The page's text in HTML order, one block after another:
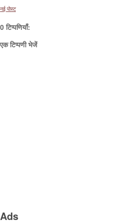
नई पोस्ट
0 टिप्पणियाँ:
एक टिप्पणी भेजें
Ads